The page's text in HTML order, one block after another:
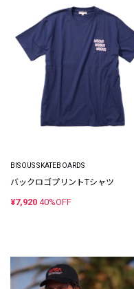
BISOUS SKATEBOARDS
バックロゴプリントTシャツ
¥7,920 40%OFF